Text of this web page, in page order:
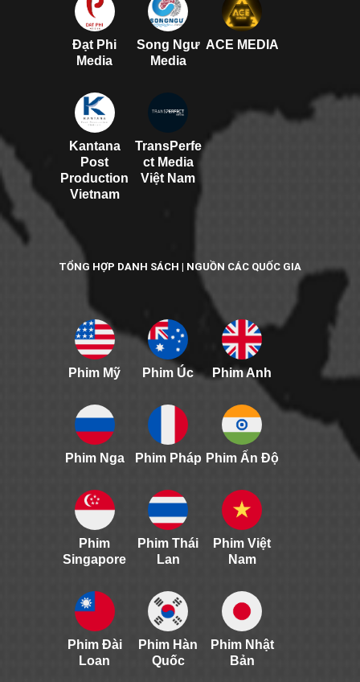
Đạt Phi
Media
Song Ngư
Media
ACE MEDIA
Kantana
Post
Production
Vietnam
TransPerfe
ct Media
Việt Nam
TỔNG HỢP DANH SÁCH | NGUỒN CÁC QUỐC GIA
Phim Mỹ Phim Úc Phim Anh
Phim Nga Phim Pháp Phim Ấn Độ
Phim
Singapore
Phim Thái
Lan
Phim Việt
Nam
Phim Đài
Loan
Phim Hàn
Quốc
Phim Nhật
Bản